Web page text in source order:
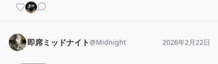
即席ミッドナイト @Midnight 2026年2月22日